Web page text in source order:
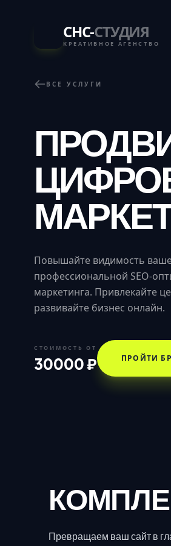
СНС-СТУДИЯ
КРЕАТИВНОЕ АГЕНСТВО
ВСЕ УСЛУГИ
Повышайте видимость
профессиональной SEO-
маркетинга. Привлекайте
развивайте бизнес онлайн.
СТОИМОСТЬ ОТ
30000 ₽ ПРОЙТИ
Превращаем ваш сайт в